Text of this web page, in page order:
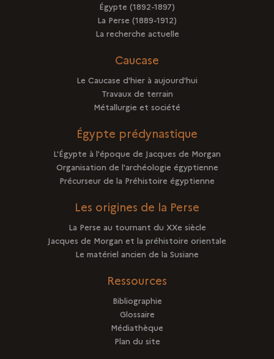
Égypte (1892-1897)
La Perse (1889-1912)
La recherche actuelle
Caucase
Le Caucase d'hier à aujourd'hui
Travaux de terrain
Métallurgie et société
Égypte prédynastique
L'Égypte à l'époque de Jacques de Morgan
Organisation de l'archéologie égyptienne
Précurseur de la Préhistoire égyptienne
Les origines de la Perse
La Perse au tournant du XXe siècle
Jacques de Morgan et la préhistoire orientale
Le matériel ancien de la Susiane
Ressources
Bibliographie
Glossaire
Médiathèque
Plan du site